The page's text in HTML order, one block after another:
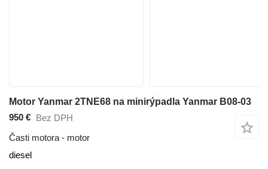
Motor Yanmar 2TNE68 na minirýpadla Yanmar B08-03
950 € Bez DPH
Časti motora - motor
diesel